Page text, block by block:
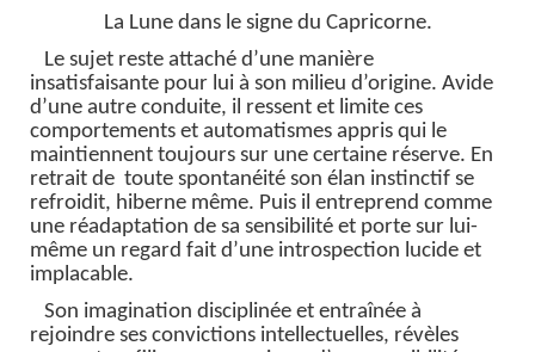
La Lune dans le signe du Capricorne.
Le sujet reste attaché d’une manière
insatisfaisante pour lui à son milieu d’origine. Avide
d’une autre conduite, il ressent et limite ces
comportements et automatismes appris qui le
maintiennent toujours sur une certaine réserve. En
retrait de toute spontanéité son élan instinctif se
refroidit, hiberne même. Puis il entreprend comme
une réadaptation de sa sensibilité et porte sur lui-
même un regard fait d’une introspection lucide et
implacable.
Son imagination disciplinée et entraînée à
rejoindre ses convictions intellectuelles, révèles